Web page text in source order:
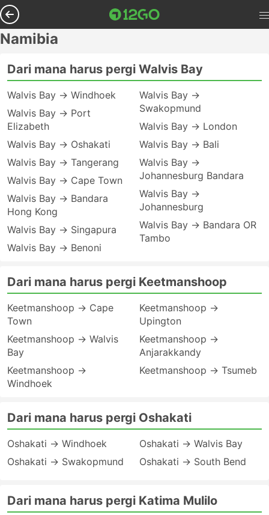
Namibia
Dari mana harus pergi Walvis Bay
Walvis Bay → Windhoek
Walvis Bay → Port
Elizabeth
Walvis Bay → Oshakati
Walvis Bay → Tangerang
Walvis Bay → Cape Town
Walvis Bay → Bandara
Hong Kong
Walvis Bay → Singapura
Walvis Bay → Benoni
Walvis Bay →
Swakopmund
Walvis Bay → London
Walvis Bay → Bali
Walvis Bay →
Johannesburg Bandara
Walvis Bay →
Johannesburg
Walvis Bay → Bandara OR
Tambo
Dari mana harus pergi Keetmanshoop
Keetmanshoop → Cape
Town
Keetmanshoop → Walvis
Bay
Keetmanshoop →
Windhoek
Keetmanshoop →
Upington
Keetmanshoop →
Anjarakkandy
Keetmanshoop → Tsumeb
Dari mana harus pergi Oshakati
Oshakati → Windhoek
Oshakati → Swakopmund
Oshakati → Walvis Bay
Oshakati → South Bend
Dari mana harus pergi Katima Mulilo